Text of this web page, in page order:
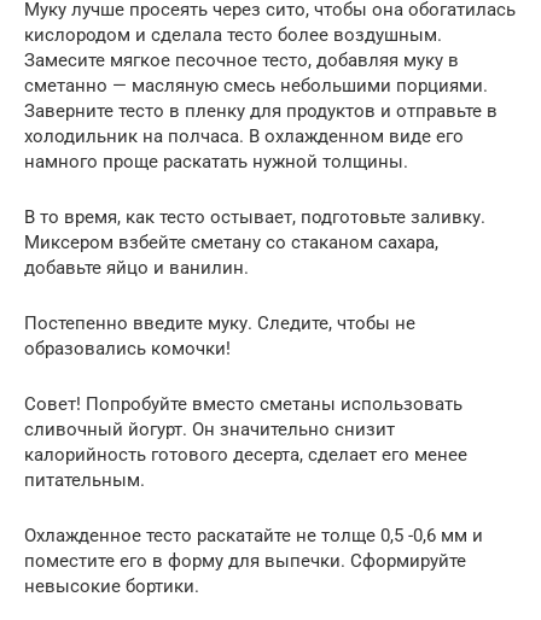
Муку лучше просеять через сито, чтобы она обогатилась
кислородом и сделала тесто более воздушным.
Замесите мягкое песочное тесто, добавляя муку в
сметанно — масляную смесь небольшими порциями.
Заверните тесто в пленку для продуктов и отправьте в
холодильник на полчаса. В охлажденном виде его
намного проще раскатать нужной толщины.
В то время, как тесто остывает, подготовьте заливку.
Миксером взбейте сметану со стаканом сахара,
добавьте яйцо и ванилин.
Постепенно введите муку. Следите, чтобы не
образовались комочки!
Совет! Попробуйте вместо сметаны использовать
сливочный йогурт. Он значительно снизит
калорийность готового десерта, сделает его менее
питательным.
Охлажденное тесто раскатайте не толще 0,5 -0,6 мм и
поместите его в форму для выпечки. Сформируйте
невысокие бортики.